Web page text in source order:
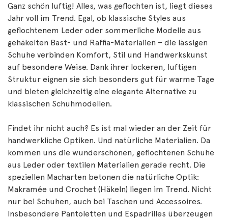
Ganz schön luftig! Alles, was geflochten ist, liegt dieses
Jahr voll im Trend. Egal, ob klassische Styles aus
geflochtenem Leder oder sommerliche Modelle aus
gehäkelten Bast- und Raffia-Materialien – die lässigen
Schuhe verbinden Komfort, Stil und Handwerkskunst
auf besondere Weise. Dank ihrer lockeren, luftigen
Struktur eignen sie sich besonders gut für warme Tage
und bieten gleichzeitig eine elegante Alternative zu
klassischen Schuhmodellen.
Findet ihr nicht auch? Es ist mal wieder an der Zeit für
handwerkliche Optiken. Und natürliche Materialien. Da
kommen uns die wunderschönen, geflochtenen Schuhe
aus Leder oder textilen Materialien gerade recht. Die
speziellen Macharten betonen die natürliche Optik:
Makramée und Crochet (Häkeln) liegen im Trend. Nicht
nur bei Schuhen, auch bei Taschen und Accessoires.
Insbesondere Pantoletten und Espadrilles überzeugen